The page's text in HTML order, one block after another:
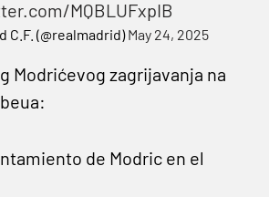
MQBLUFxpIB
C.F. (@realmadrid)May 24, 2025
Modrićevog zagrijavanja na
de Modric en el